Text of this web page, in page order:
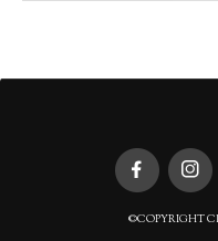
©COPYRIGHT